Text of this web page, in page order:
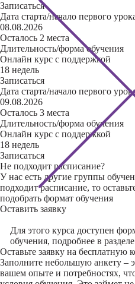
Записаться
Дата старта/начало первого
08.08.2026
Осталось 2 места
Длительность/форма обучения
Онлайн курс с поддержкой
18 недель
Записаться
Дата старта/начало первого
09.08.2026
Осталось 3 места
Длительность/форма обучения
Онлайн курс с поддержкой
18 недель
Записаться
Не подходит расписание?
У нас есть другие группы
подходит расписание, то
подобрать формат обучения
Оставить заявку
Для этого курса доступен
обучения, подробнее в разделе
Оставьте заявку на бесплатную
Заполните небольшую анкету –
вашем опыте и потребностях,